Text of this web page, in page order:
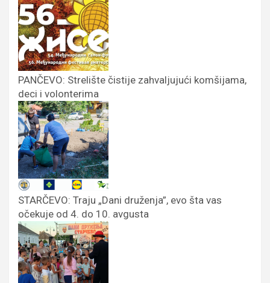
PANČEVO: Strelište čistije zahvaljujući komšijama,
deci i volonterima
STARČEVO: Traju „Dani druženja”, evo šta vas
očekuje od 4. do 10. avgusta